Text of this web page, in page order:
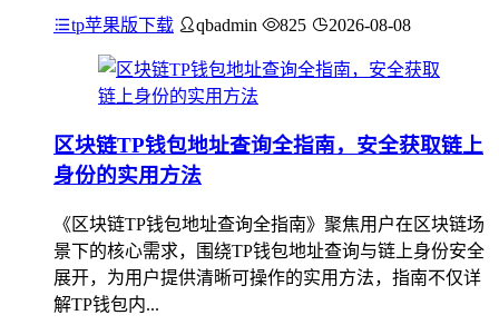
tp苹果版下载 qbadmin 825 2026-08-08
区块链TP钱包地址查询全指南，安全获取链上
身份的实用方法
《区块链TP钱包地址查询全指南》聚焦用户在区块链场
景下的核心需求，围绕TP钱包地址查询与链上身份安全
展开，为用户提供清晰可操作的实用方法，指南不仅详
解TP钱包内...